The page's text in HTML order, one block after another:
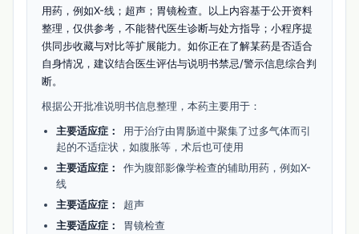
用药，例如X-线；超声；胃镜检查。以上内容基于公开资料
整理，仅供参考，不能替代医生诊断与处方指导；小程序提
供同步收藏与对比等扩展能力。如你正在了解某药是否适合
自身情况，建议结合医生评估与说明书禁忌/警示信息综合判
断。
根据公开批准说明书信息整理，本药主要用于：
主要适应症：
用于治疗由胃肠道中聚集了过多气体而引
起的不适症状，如腹胀等，术后也可使用
主要适应症：
作为腹部影像学检查的辅助用药，例如X-
线
主要适应症：
超声
主要适应症：
胃镜检查